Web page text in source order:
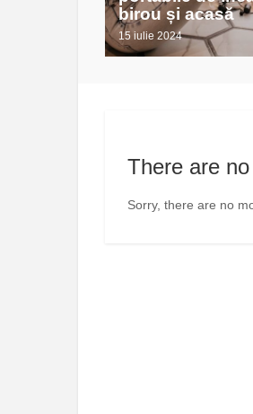
birou și acasă
15 iulie 2024
There are
Sorry, there are no